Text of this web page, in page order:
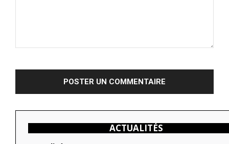
ACTUALITÉS